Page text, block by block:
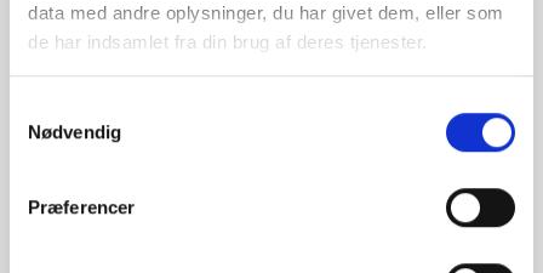
data med andre oplysninger, du har givet dem, eller som
de har indsamlet fra din brug af deres tjenester.
Nødvendig
Præferencer
P250GH 1.0460